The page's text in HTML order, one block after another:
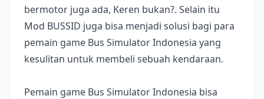
bermotor juga ada, Keren bukan?. Selain itu
Mod BUSSID juga bisa menjadi solusi bagi para
pemain game Bus Simulator Indonesia yang
kesulitan untuk membeli sebuah kendaraan.
Pemain game Bus Simulator Indonesia bisa